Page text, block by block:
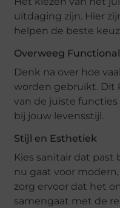
uitdaging zijn. Hier
helpen de beste
Overweeg
Denk na over hoe
worden gebruikt. Dit
van de juiste functies
bij jouw levensstijl.
Stijl en Esthetiek
Kies sanitair dat past
nu gaat voor
zorg ervoor dat het
samengaat met de